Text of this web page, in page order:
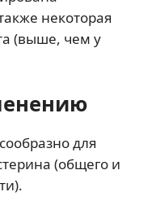
некоторая
(выше, чем у
для
(общего и